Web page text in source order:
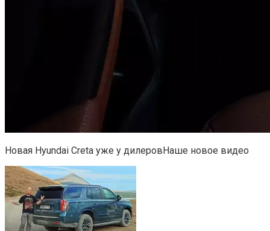
Новая Hyundai Creta уже у дилеровНаше новое видео